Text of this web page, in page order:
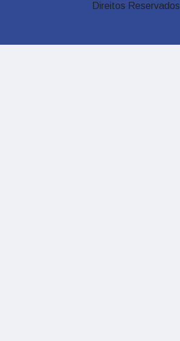
Direitos Reservados